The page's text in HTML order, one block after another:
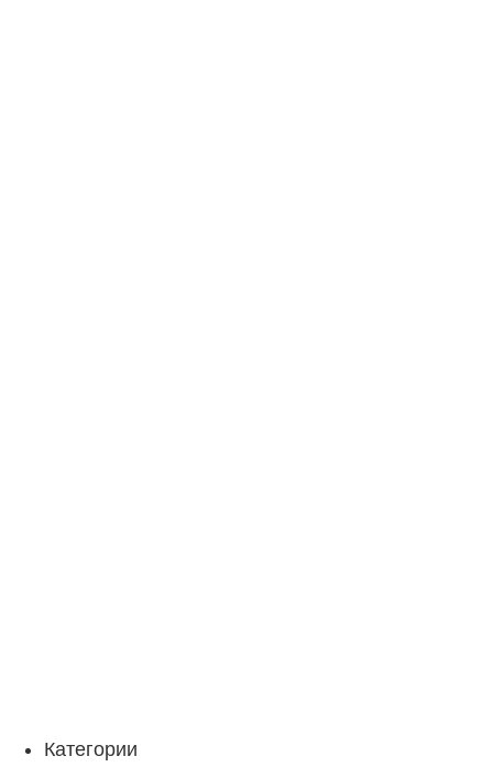
Категории